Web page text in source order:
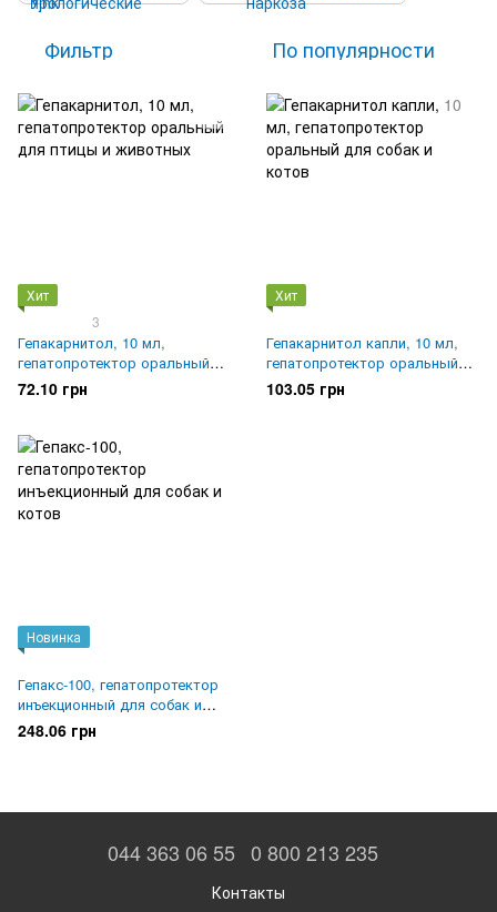
Фильтр По популярности
Хит
3
Гепакарнитол, 10 мл,
гепатопротектор оральный
для птицы и животных
72.10 грн
Хит
Гепакарнитол капли, 10 мл,
гепатопротектор оральный
для собак и котов
103.05 грн
Новинка
Гепакс-100, гепатопротектор
инъекционный для собак и
котов
248.06 грн
044 363 06 55 0 800 213 235
Контакты